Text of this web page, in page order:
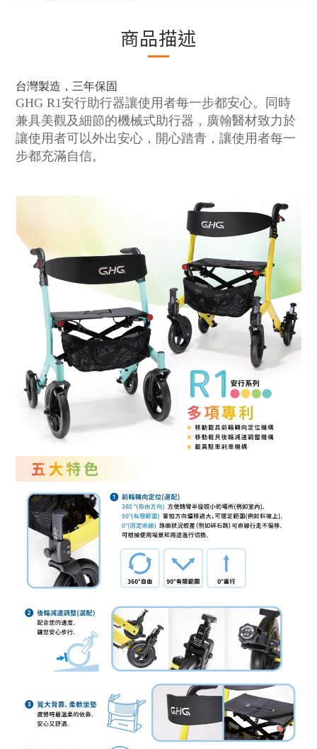
商品描述
台灣製造，三年保固
GHG R1安行助行器讓使用者每一步都安心。同時
兼具美觀及細節的機械式助行器，廣翰醫材致力於
讓使用者可以外出安心，開心踏青，讓使用者每一
步都充滿自信。